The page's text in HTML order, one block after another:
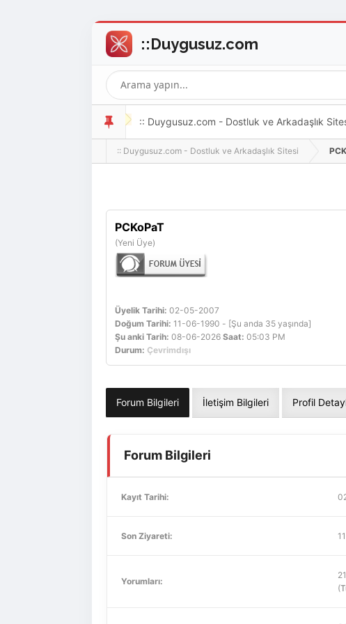
:: Duygusuz.com - Dostluk ve Arkadaşlık
oldukça kolay ve zahmetsizdir.
:: Duygusuz.com - Dostluk ve Arkadaşlık Sitesi
PCKoPaT
(Yeni Üye)
Üyelik Tarihi: 02-05-2007
Doğum Tarihi: 11-06-1990 - [Şu anda 35 yaşında]
Şu anki Tarih: 08-06-2026 Saat: 05:03 PM
Durum: Çevrimdışı
Forum Bilgileri İletişim Bilgileri Profil
Forum Bilgileri
Kayıt Tarihi:
Son Ziyareti:
Yorumları:
(